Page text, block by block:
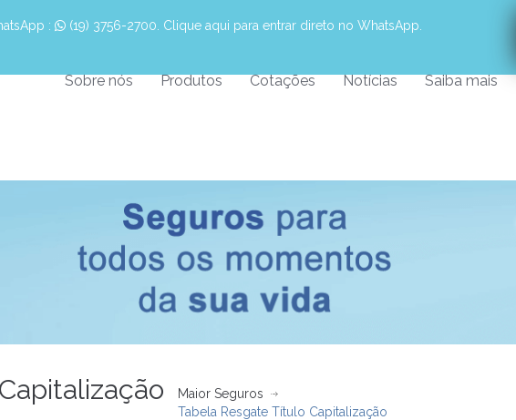
: (19) 3756-2700. Clique aqui para entrar direto no WhatsApp.
Sobre nós Produtos Cotações Notícias Saiba mais
Maior Seguros
Tabela Resgate Título Capitalização